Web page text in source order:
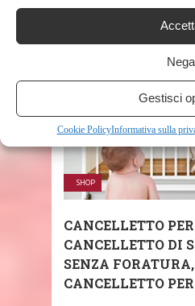
Nega
Gestisci
Cookie PolicyInformativa sulla
SHOP
CANCELLETTO
CANCELLETTO DI
SENZA FORATURA,
CANCELLETTO